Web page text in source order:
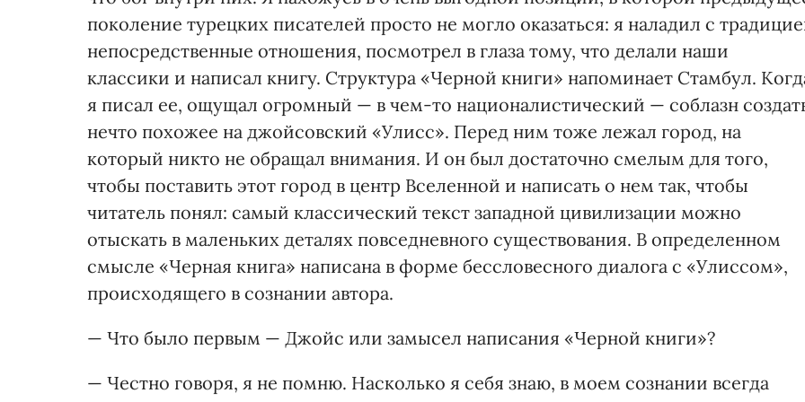
поколение турецких писателей просто не могло оказаться: я наладил с
непосредственные отношения, посмотрел в глаза тому, что делали наши
классики и написал книгу. Структура «Черной книги» напоминает Стамбул.
я писал ее, ощущал огромный — в чем-то националистический — соблазн
нечто похожее на джойсовский «Улисс». Перед ним тоже лежал город, на
который никто не обращал внимания. И он был достаточно смелым для того,
чтобы поставить этот город в центр Вселенной и написать о нем так, чтобы
читатель понял: самый классический текст западной цивилизации можно
отыскать в маленьких деталях повседневного существования. В определенном
смысле «Черная книга» написана в форме бессловесного диалога с «Улиссом»,
происходящего в сознании автора.
— Что было первым — Джойс или замысел написания «Черной книги»?
— Честно говоря, я не помню. Насколько я себя знаю, в моем сознании всегда